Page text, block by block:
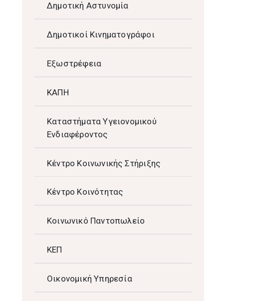
Δημοτική Αστυνομία
Δημοτικοί Κινηματογράφοι
Εξωστρέφεια
ΚΑΠΗ
Καταστήματα Υγειονομικού
Ενδιαφέροντος
Κέντρο Κοινωνικής Στήριξης
Κέντρο Κοινότητας
Κοινωνικό Παντοπωλείο
ΚΕΠ
Οικονομική Υπηρεσία